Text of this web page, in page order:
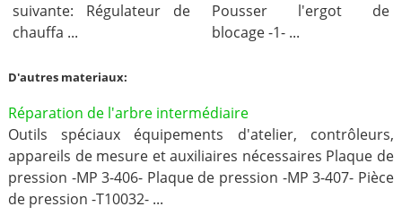
suivante: Régulateur de
chauffa ...
Pousser l'ergot de
blocage -1- ...
D'autres materiaux:
Réparation de l'arbre intermédiaire
Outils spéciaux équipements d'atelier, contrôleurs,
appareils de mesure et auxiliaires nécessaires Plaque de
pression -MP 3-406- Plaque de pression -MP 3-407- Pièce
de pression -T10032- ...